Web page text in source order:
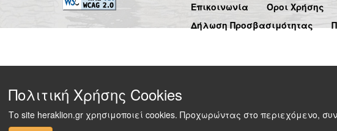
Επικοινωνία
Όροι Χρήσης
Δήλωση Προσβασιμότητας
Πολιτική Χρήσης Cookies
Το site heraklion.gr χρησιμοποιεί cookies. Προχωρώντας στο περιεχόμενο,